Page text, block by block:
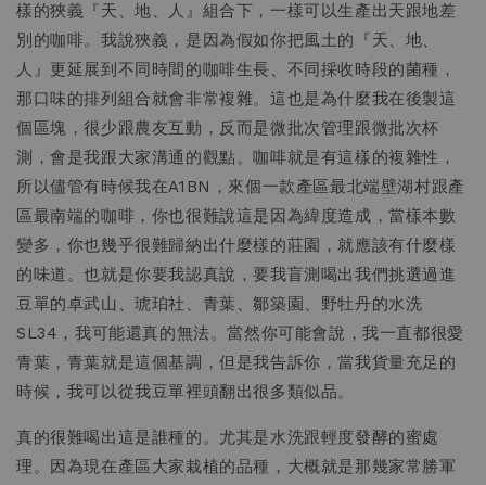
樣的狹義『天、地、人』組合下，一樣可以生產出天跟地差
別的咖啡。我說狹義，是因為假如你把風土的『天、地、
人』更延展到不同時間的咖啡生長、不同採收時段的菌種，
那口味的排列組合就會非常複雜。這也是為什麼我在後製這
個區塊，很少跟農友互動，反而是微批次管理跟微批次杯
測，會是我跟大家溝通的觀點。咖啡就是有這樣的複雜性，
所以儘管有時候我在A1BN，來個一款產區最北端壁湖村跟產
區最南端的咖啡，你也很難說這是因為緯度造成，當樣本數
變多，你也幾乎很難歸納出什麼樣的莊園，就應該有什麼樣
的味道。也就是你要我認真說，要我盲測喝出我們挑選過進
豆單的卓武山、琥珀社、青葉、鄒築園、野牡丹的水洗
SL34，我可能還真的無法。當然你可能會說，我一直都很愛
青葉，青葉就是這個基調，但是我告訴你，當我貨量充足的
時候，我可以從我豆單裡頭翻出很多類似品。
真的很難喝出這是誰種的。尤其是水洗跟輕度發酵的蜜處
理。因為現在產區大家栽植的品種，大概就是那幾家常勝軍